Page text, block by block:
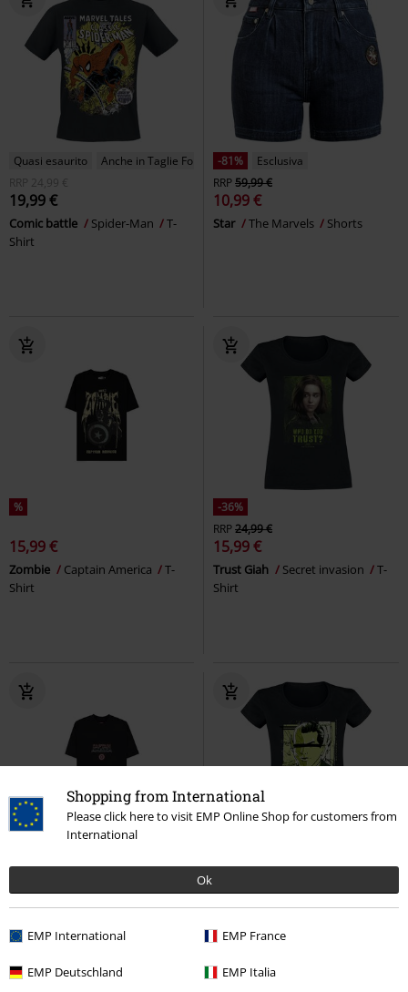
Shopping from International
Please click here to visit EMP Online Shop for customers from
International
Ok
EMP International EMP France
EMP Deutschland EMP Italia
Quasi esaurito
Anche in Taglie Forti
RRP
24,99 €
19,99 €
Comic battle Spider-Man
T-
Shirt
-81%
Esclusiva
RRP59,99 €
10,99 €
Star The Marvels Shorts
%
15,99 €
Zombie Captain America
T-
Shirt
-36%
RRP24,99 €
15,99 €
Trust Giah Secret invasion
T-
Shirt
15,99 €
Captain America
T-Shirt
15,99 €
invasion
T-Shirt